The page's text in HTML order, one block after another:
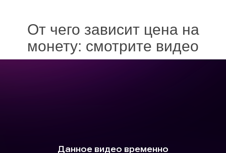
От чего зависит цена на
монету: смотрите видео